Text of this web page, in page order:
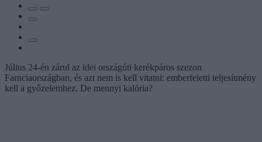
Július 24-én zárul az idei országúti kerékpáros szezon
Farnciaországban, és azt nem is kell vitatni: emberfeletti teljesítmény
kell a győzelemhez. De mennyi kalória?